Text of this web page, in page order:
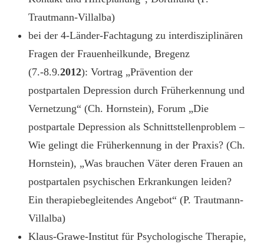
Trautmann-Villalba)
bei der 4-Länder-Fachtagung zu interdisziplinären
Fragen der Frauenheilkunde, Bregenz
(7.-8.9.2012): Vortrag „Prävention der
postpartalen Depression durch Früherkennung und
Vernetzung“ (Ch. Hornstein), Forum „Die
postpartale Depression als Schnittstellenproblem –
Wie gelingt die Früherkennung in der Praxis? (Ch.
Hornstein), „Was brauchen Väter deren Frauen an
postpartalen psychischen Erkrankungen leiden?
Ein therapiebegleitendes Angebot“ (P. Trautmann-
Villalba)
Klaus-Grawe-Institut für Psychologische Therapie,